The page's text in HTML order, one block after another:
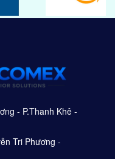
- P.Thanh Khê -
Tri Phương -